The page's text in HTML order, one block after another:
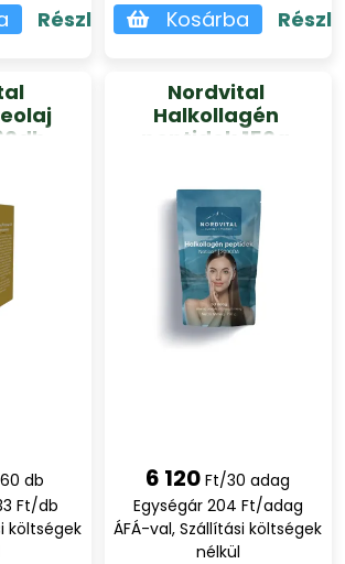
Részletek Kosárba
db
Ft/db
költségek
Nordvital
Halkollagén
peptidek 150g
6 120 Ft/30 adag
Egységár 204 Ft/adag
ÁFÁ-val, Szállítási költségek
nélkül